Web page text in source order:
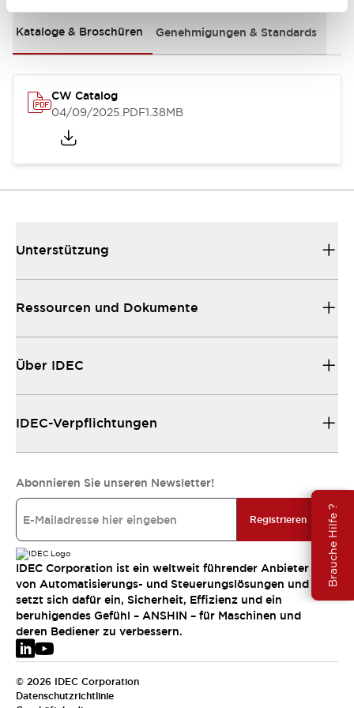
Brauche Hilfe ?
Kataloge & Broschüren Genehmigungen & Standards
CW Catalog
04/09/2025.PDF1.38MB
Unterstützung
Ressourcen und Dokumente
Über IDEC
IDEC-Verpflichtungen
Abonnieren Sie unseren Newsletter!
Registrieren
IDEC Corporation ist ein weltweit führender Anbieter
von Automatisierungs- und Steuerungslösungen und
setzt sich dafür ein, Sicherheit, Effizienz und ein
beruhigendes Gefühl – ANSHIN – für Maschinen und
deren Bediener zu verbessern.
© 2026 IDEC Corporation
Datenschutzrichtlinie